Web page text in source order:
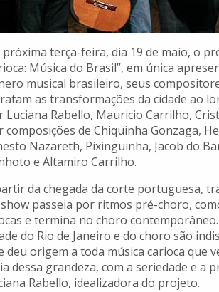
próxima terça-feira, dia 19 de maio, o
Música do Brasil”, em única
musical brasileiro, seus
as transformações da cidade ao
Luciana Rabello, Mauricio Carrilho,
composições de Chiquinha Gonzaga,
Nazareth, Pixinguinha, Jacob do
e Altamiro Carrilho.
da chegada da corte portuguesa,
passeia por ritmos pré-choro,
e termina no choro
do Rio de Janeiro e do choro são
deu origem a toda música carioca que
dessa grandeza, com a seriedade e a
Rabello, idealizadora do projeto.